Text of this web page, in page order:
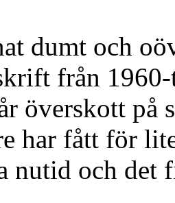
dumt och
från 1960-
överskott på
har fått för
nutid och det